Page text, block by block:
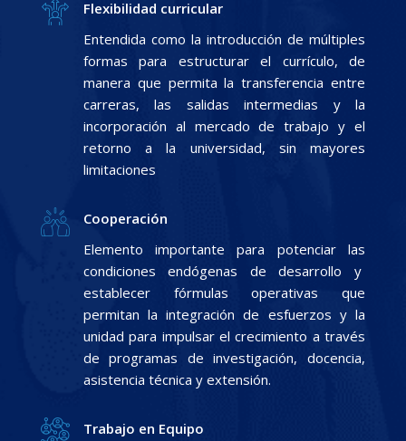
Flexibilidad curricular
Entendida como la introducción de múltiples
formas para estructurar el currículo, de
manera que permita la transferencia entre
carreras, las salidas intermedias y la
incorporación al mercado de trabajo y el
retorno a la universidad, sin mayores
limitaciones
Cooperación
Elemento importante para potenciar las
condiciones endógenas de desarrollo y
establecer fórmulas operativas que
permitan la integración de esfuerzos y la
unidad para impulsar el crecimiento a través
de programas de investigación, docencia,
asistencia técnica y extensión.
Trabajo en Equipo